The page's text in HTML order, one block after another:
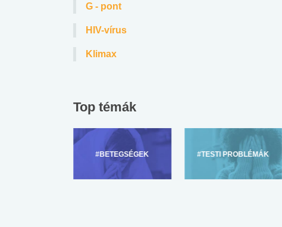
G - pont
HIV-vírus
Klimax
Top témák
#BETEGSÉGEK #TESTI PROBLÉMÁK
lábnyomod?